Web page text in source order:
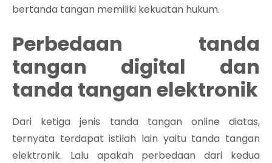
bertanda tangan memiliki kekuatan hukum.
Perbedaan tanda
tangan digital dan
tanda tangan elektronik
Dari ketiga jenis tanda tangan online diatas,
ternyata terdapat istilah lain yaitu tanda tangan
elektronik. Lalu apakah perbedaan dari kedua